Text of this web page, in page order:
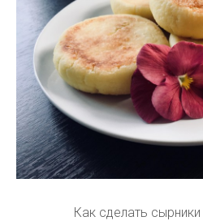
Как сделать